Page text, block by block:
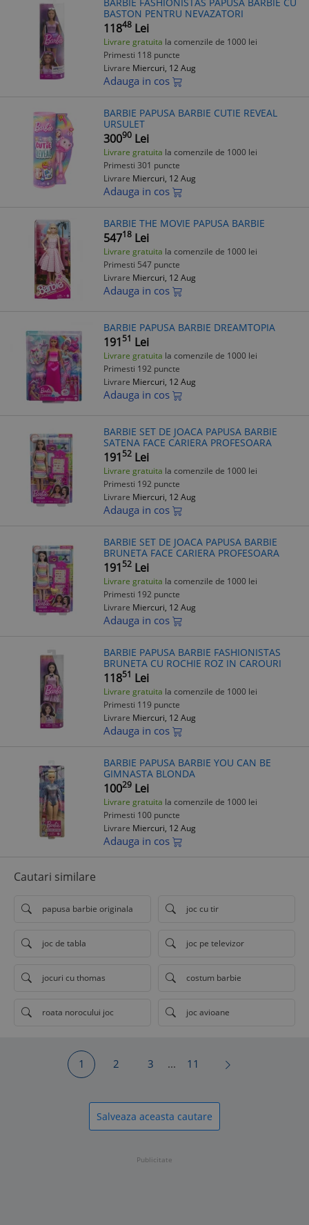
BASTON PENTRU NEVAZATORI
11848 Lei
Livrare gratuita la comenzile de 1000 lei
Primesti 118 puncte
Livrare Miercuri, 12 Aug
Adauga in cos
BARBIE PAPUSA BARBIE CUTIE REVEAL
URSULET
30090 Lei
Livrare gratuita la comenzile de 1000 lei
Primesti 301 puncte
Livrare Miercuri, 12 Aug
Adauga in cos
BARBIE THE MOVIE PAPUSA BARBIE
54718 Lei
Livrare gratuita la comenzile de 1000 lei
Primesti 547 puncte
Livrare Miercuri, 12 Aug
Adauga in cos
BARBIE PAPUSA BARBIE DREAMTOPIA
19151 Lei
Livrare gratuita la comenzile de 1000 lei
Primesti 192 puncte
Livrare Miercuri, 12 Aug
Adauga in cos
BARBIE SET DE JOACA PAPUSA BARBIE
SATENA FACE CARIERA PROFESOARA
19152 Lei
Livrare gratuita la comenzile de 1000 lei
Primesti 192 puncte
Livrare Miercuri, 12 Aug
Adauga in cos
BARBIE SET DE JOACA PAPUSA BARBIE
BRUNETA FACE CARIERA PROFESOARA
19152 Lei
Livrare gratuita la comenzile de 1000 lei
Primesti 192 puncte
Livrare Miercuri, 12 Aug
Adauga in cos
BARBIE PAPUSA BARBIE FASHIONISTAS
BRUNETA CU ROCHIE ROZ IN CAROURI
11851 Lei
Livrare gratuita la comenzile de 1000 lei
Primesti 119 puncte
Livrare Miercuri, 12 Aug
Adauga in cos
BARBIE PAPUSA BARBIE YOU CAN BE
GIMNASTA BLONDA
10029 Lei
Livrare gratuita la comenzile de 1000 lei
Primesti 100 puncte
Livrare Miercuri, 12 Aug
Adauga in cos
Cautari similare
papusa barbie originala joc cu tir
joc de tabla joc pe televizor
jocuri cu thomas costum barbie
roata norocului joc joc avioane
1 2 3 ... 11
Salveaza aceasta cautare
Publicitate